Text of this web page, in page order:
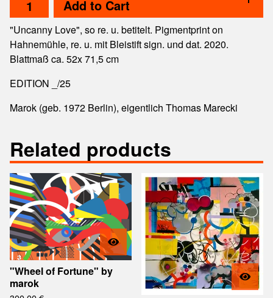
Add to Cart
"Uncanny Love", so re. u. betitelt. Pigmentprint on
Hahnemühle, re. u. mit Bleistift sign. und dat. 2020.
Blattmaß ca. 52x 71,5 cm
EDITION _/25
Marok (geb. 1972 Berlin), eigentlich Thomas Marecki
Related products
"Wheel of Fortune" by
marok